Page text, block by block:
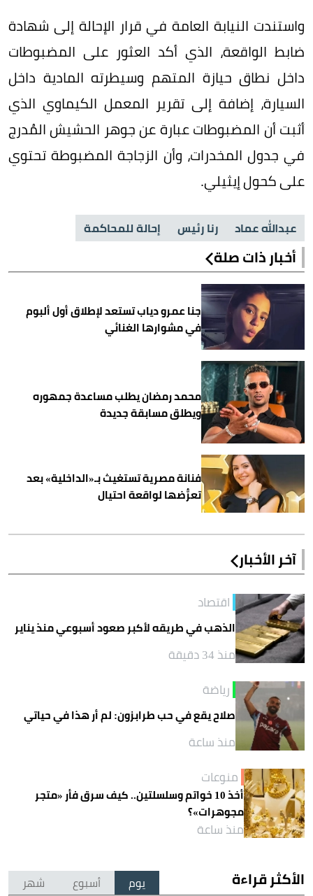
واستندت النيابة العامة في قرار الإحالة إلى شهادة
ضابط الواقعة، الذي أكد العثور على المضبوطات
داخل نطاق حيازة المتهم وسيطرته المادية داخل
السيارة، إضافة إلى تقرير المعمل الكيماوي الذي
أثبت أن المضبوطات عبارة عن جوهر الحشيش المُدرج
في جدول المخدرات، وأن الزجاجة المضبوطة تحتوي
على كحول إيثيلي.
عبدالله عماد رنا رئيس إحالة للمحاكمة
أخبار ذات صلة
جنا عمرو دياب تستعد لإطلاق أول ألبوم
في مشوارها الغنائي
محمد رمضان يطلب مساعدة جمهوره
ويطلق مسابقة جديدة
فنانة مصرية تستغيث بـ«الداخلية» بعد
تعرُّضها لواقعة احتيال
آخر الأخبار
اقتصاد
الذهب في طريقه لأكبر صعود أسبوعي منذ يناير
منذ 34 دقيقة
رياضة
صلاح يقع في حب طرابزون: لم أر هذا في حياتي
منذ ساعة
منوعات
أخذ 10 خواتم وسلسلتين.. كيف سرق فأر «متجر
مجوهرات»؟
منذ ساعة
الأكثر قراءة يوم أسبوع شهر